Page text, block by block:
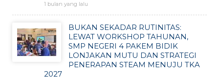
1 bulan yang lalu
BUKAN SEKADAR RUTINITAS:
LEWAT WORKSHOP TAHUNAN,
SMP NEGERI 4 PAKEM BIDIK
LONJAKAN MUTU DAN STRATEGI
PENERAPAN STEAM MENUJU TKA
2027